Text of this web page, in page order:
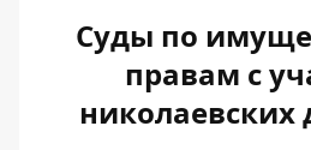
Суды по
правам с
николаевских